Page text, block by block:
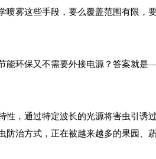
雾这些手段，要么覆盖范围有限，
能环保又不需要外接电源？答案就是
，通过特定波长的光源将害虫引诱
治方式，正在被越来越多的果园、